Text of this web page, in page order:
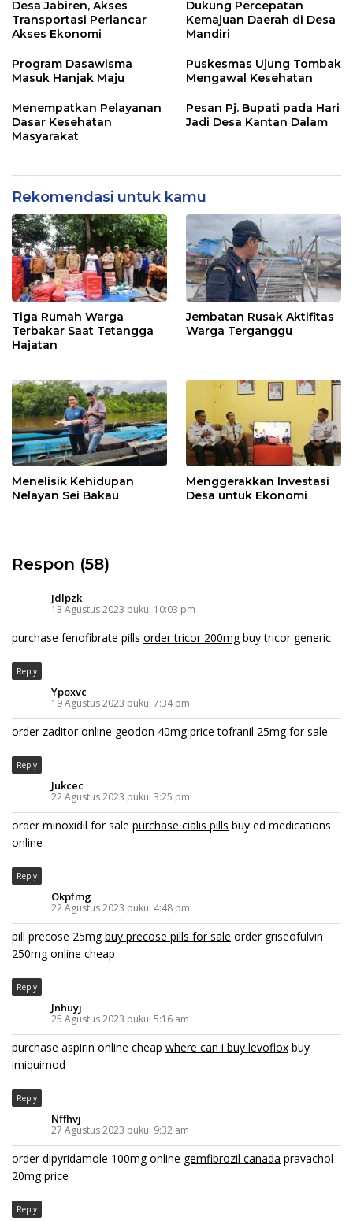
Desa Jabiren, Akses
Transportasi Perlancar
Akses Ekonomi
Dukung Percepatan
Kemajuan Daerah di Desa
Mandiri
Program Dasawisma
Masuk Hanjak Maju
Puskesmas Ujung Tombak
Mengawal Kesehatan
Menempatkan Pelayanan
Dasar Kesehatan
Masyarakat
Pesan Pj. Bupati pada Hari
Jadi Desa Kantan Dalam
Rekomendasi untuk kamu
Tiga Rumah Warga
Terbakar Saat Tetangga
Hajatan
Jembatan Rusak Aktifitas
Warga Terganggu
Menelisik Kehidupan
Nelayan Sei Bakau
Menggerakkan Investasi
Desa untuk Ekonomi
Respon (58)
Jdlpzk
13 Agustus 2023 pukul 10:03 pm
purchase fenofibrate pills order tricor 200mgbuy tricor generic
Reply
Ypoxvc
19 Agustus 2023 pukul 7:34 pm
order zaditor online geodon 40mg price tofranil 25mg for sale
Reply
Jukcec
22 Agustus 2023 pukul 3:25 pm
order minoxidil for sale purchase cialis pills buy ed medications
online
Reply
Okpfmg
22 Agustus 2023 pukul 4:48 pm
pill precose 25mgbuy precose pills for sale order griseofulvin
250mg online cheap
Reply
Jnhuyj
25 Agustus 2023 pukul 5:16 am
purchase aspirin online cheap where can i buy levoflox buy
imiquimod
Reply
Nffhvj
27 Agustus 2023 pukul 9:32 am
order dipyridamole 100mg online gemfibrozil canada pravachol
20mg price
Reply